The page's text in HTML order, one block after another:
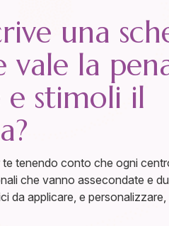
una
vale la
e stimoli il
tenendo conto che ogni
che vanno assecondate e
da applicare, e